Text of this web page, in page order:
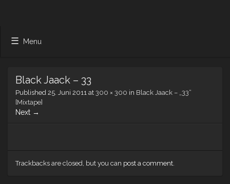
Menu
Black Jaack – 33
Published 25. Juni 2011 at 300 × 300 in Black Jaack – „33“
[Mixtape]
Next →
Trackbacks are closed, but you can post a comment.